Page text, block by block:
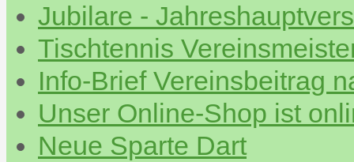
Jubilare -
Tischtennis
Info-Brief Vereinsbeitrag
Unser Online-Shop ist
Neue Sparte Dart